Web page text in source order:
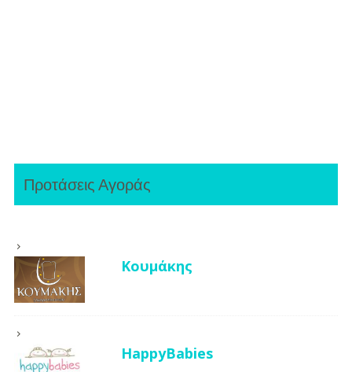
Προτάσεις Αγοράς
Κουμάκης
HappyBabies